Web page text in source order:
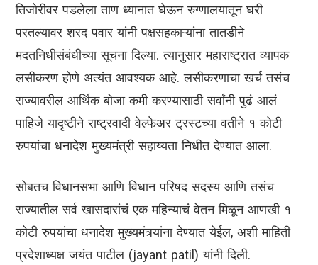
परतल्यावर शरद पवार यांनी पक्षसहकाऱ्यांना तातडीने
मदतनिधीसंबंधीच्या सूचना दिल्या. त्यानुसार महाराष्ट्रात व्यापक
लसीकरण होणे अत्यंत आवश्यक आहे. लसीकरणाचा खर्च तसंच
राज्यावरील आर्थिक बोजा कमी करण्यासाठी सर्वांनी पुढं आलं
पाहिजे यादृष्टीने राष्ट्रवादी वेल्फेअर ट्रस्टच्या वतीने १ कोटी
रुपयांचा धनादेश मुख्यमंत्री सहाय्यता निधीत देण्यात आला.
सोबतच विधानसभा आणि विधान परिषद सदस्य आणि तसंच
राज्यातील सर्व खासदारांचं एक महिन्याचं वेतन मिळून आणखी १
कोटी रुपयांचा धनादेश मुख्यमंत्र्यांना देण्यात येईल, अशी माहिती
प्रदेशाध्यक्ष जयंत पाटील (jayant patil) यांनी दिली.